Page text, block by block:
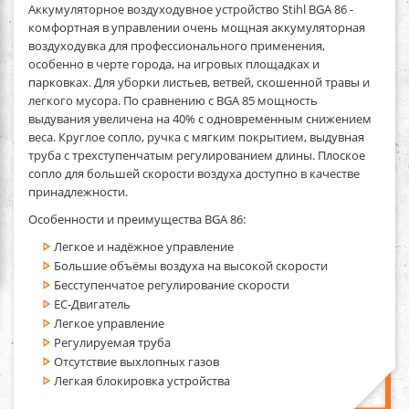
Аккумуляторное воздуходувное устройство Stihl BGA 86-
комфортная в управлении очень мощная аккумуляторная
воздуходувка для профессионального применения,
особенно в черте города, на игровых площадках и
парковках. Для уборки листьев, ветвей, скошенной травы и
легкого мусора. По сравнению с BGA 85 мощность
выдувания увеличена на 40% с одновременным снижением
веса. Круглое сопло, ручка с мягким покрытием, выдувная
труба с трехступенчатым регулированием длины. Плоское
сопло для большей скорости воздуха доступно в качестве
принадлежности.
Особенности и преимущества BGA 86:
Легкое и надёжное управление
Большие объёмы воздуха на высокой скорости
Бесступенчатое регулирование скорости
EC-Двигатель
Легкое управление
Регулируемая труба
Отсутствие выхлопных газов
Легкая блокировка устройства